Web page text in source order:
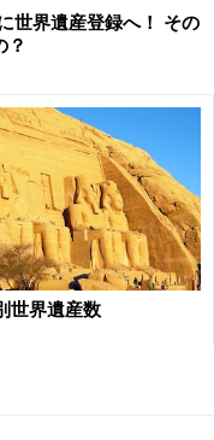
でユダヤ教が誕生
派生する。これら
世界遺産登録へ！ その
？
世界遺産数